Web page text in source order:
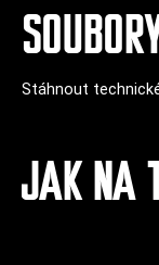
Stáhnout
JAK NA